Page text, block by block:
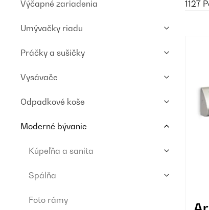
Výčapné zariadenia
Umývačky riadu
Práčky a sušičky
Vysávače
Odpadkové koše
Moderné bývanie
Kúpeľňa a sanita
Spálňa
Foto rámy
1127